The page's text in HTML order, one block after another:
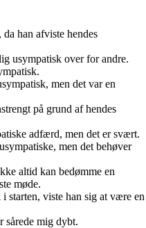
han afviste hendes
usympatisk over for andre.
men det var en
på grund af hendes
adfærd, men det er svært.
men det behøver
altid kan bedømme en
møde.
starten, viste han sig at være en
sårede mig dybt.